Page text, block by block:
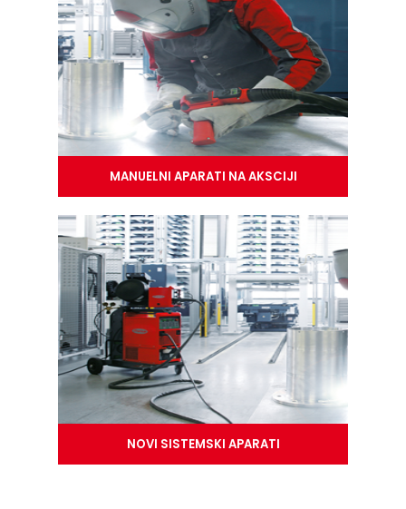
MANUELNI APARATI NA AKSCIJI
NOVI SISTEMSKI APARATI